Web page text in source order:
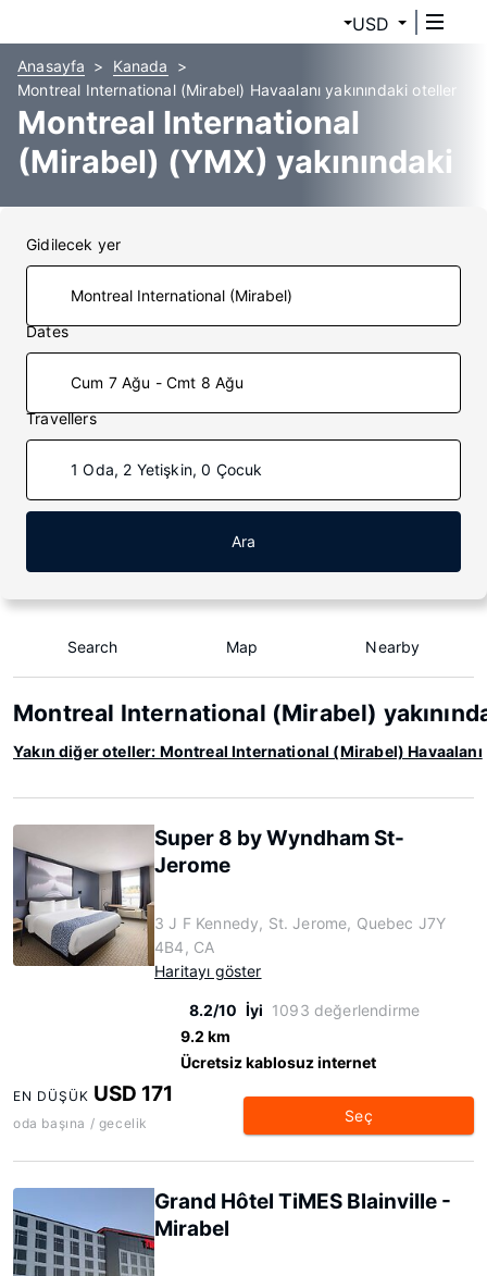
USD
Anasayfa
Kanada
Montreal International (Mirabel) Havaalanı yakınındaki oteller
Montreal International
(Mirabel) (YMX) yakınındaki
oteller
Gidilecek yer
Dates
Cum 7 Ağu - Cmt 8 Ağu
Travellers
1 Oda, 2 Yetişkin, 0 Çocuk
Ara
Search Map Nearby
Montreal International (Mirabel)
Yakın diğer oteller: Montreal International (Mirabel) Havaalanı
Super 8 by Wyndham St-
Jerome
3 J F Kennedy, St. Jerome, Quebec J7Y
4B4, CA
Haritayı göster
8.2/10 İyi 1093 değerlendirme
9.2 km
Ücretsiz kablosuz internet
EN DÜŞÜK USD 171
oda başına / gecelik Seç
Grand Hôtel TiMES Blainville -
Mirabel